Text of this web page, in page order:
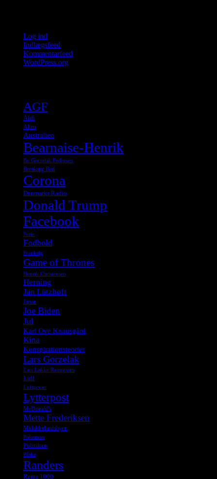
Log ind
Indlægsfeed
Kommentarfeed
WordPress.org
AGF
Aldi
Alien
Australien
Bearnaise-Henrik
Bo Gorzelak Pedersen
Breaking Bad
Corona
Danmarks Radio
Donald Trump
Facebook
Ferie
Fodbold
Frankrig
Game of Thrones
Henrik Christensen
Herning
Jan Lützhøft
Japan
Joe Biden
Jul
Karl Ove Knausgård
Kina
Konspirationsteorier
Lars Gorzelak
Lars Løkke Rasmussen
Lidl
Luftgevær
Lytterpost
McDonald's
Mette Frederiksen
Midalderlandsbyen
Pokemon
Politiken
Påske
Randers
Rema 1000